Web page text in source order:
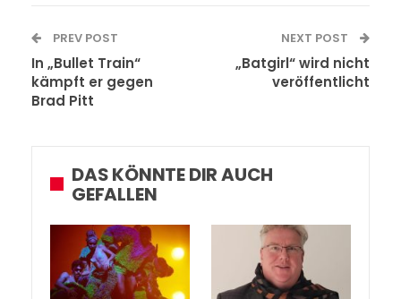
PREV POST
In „Bullet Train“
kämpft er gegen
Brad Pitt
NEXT POST
„Batgirl“ wird nicht
veröffentlicht
DAS KÖNNTE DIR AUCH
GEFALLEN